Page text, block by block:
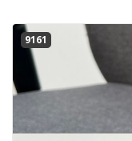
9161